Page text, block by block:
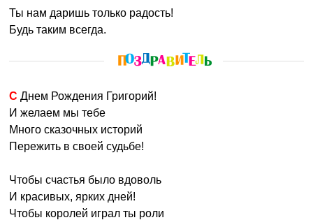
Ты нам даришь только радость!
Будь таким всегда.
С Днем Рождения Григорий!
И желаем мы тебе
Много сказочных историй
Пережить в своей судьбе!
Чтобы счастья было вдоволь
И красивых, ярких дней!
Чтобы королей играл ты роли